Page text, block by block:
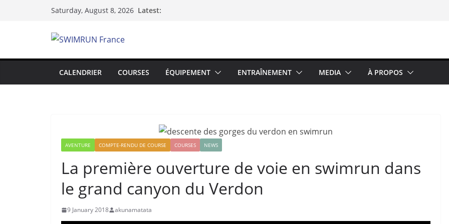
Saturday, August 8, 2026 Latest:
CALENDRIER COURSES ÉQUIPEMENT ENTRAÎNEMENT MEDIA À PROPOS
AVENTURE COMPTE-RENDU DE COURSE COURSES NEWS
La première ouverture de voie en swimrun dans
le grand canyon du Verdon
9 January 2018 akunamatata